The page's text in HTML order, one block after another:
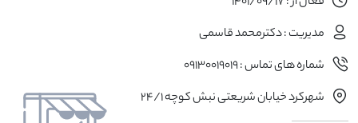
مدیریت : دکترمحمد قاسمی
شماره های تماس : 09130019019
شهرکرد خیابان شریعتی نبش کوچه 24/1